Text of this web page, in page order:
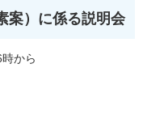
）に係る説明会
から